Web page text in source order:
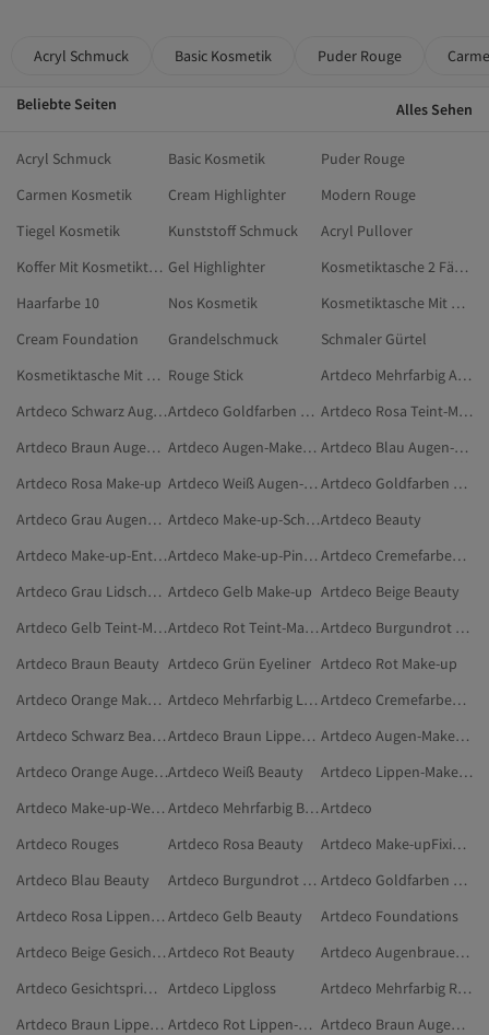
Acryl Schmuck Basic Kosmetik Puder Rouge
Beliebte Seiten Alles Sehen
Acryl Schmuck Basic Kosmetik
Puder Rouge
Carmen Kosmetik
Cream Highlighter
Modern Rouge
Tiegel Kosmetik
Kunststoff Schmuck
Acryl Pullover
Koffer Mit Kosmetiktasche Gel Highlighter
Kosmetiktasche 2 Fächer
Haarfarbe 10
Nos Kosmetik
Kosmetiktasche Mit Bügelverschluss
Cream Foundation
Grandelschmuck
Schmaler Gürtel
Kosmetiktasche Mit Pinselfach Rouge Stick
Artdeco Mehrfarbig Augen-Make-up
Artdeco Schwarz Augen-Make-up
Artdeco Goldfarben Make-up
Artdeco Rosa Teint-Make-up
Artdeco Braun Augen-Make-up
Artdeco Augen-Make-up
Artdeco Blau Augen-Make-up
Artdeco Rosa Make-up
Artdeco Weiß Augen-Make-up
Artdeco Goldfarben Augen-Make-up
Artdeco Grau Augenbrauenstifte & Augenbrauenpuder
Artdeco Make-up-SchwämmeArtdeco Beauty
Artdeco Make-up-Entferner
Artdeco Make-up-Pinsel
Artdeco Cremefarben Lippen-Make-up
Artdeco Grau Lidschatten Artdeco Gelb Make-up Artdeco Beige Beauty
Artdeco Gelb Teint-Make-up
Artdeco Rot Teint-Make-up
Artdeco Burgundrot Make-up
Artdeco Braun Beauty Artdeco Grün Eyeliner Artdeco Rot Make-up
Artdeco Orange Make-up
Artdeco Mehrfarbig Lippen-Make-up
Artdeco Cremefarben Beauty
Artdeco Schwarz Beauty
Artdeco Braun Lippen-Make-up
Artdeco Augen-Make-up-Entferner
Artdeco Orange Augen-Make-upArtdeco Weiß Beauty
Artdeco Lippen-Make-up
Artdeco Make-up-Werkzeuge & -Zubehör
Artdeco Mehrfarbig BeautyArtdeco
Artdeco Rouges
Artdeco Rosa Beauty
Artdeco Make-upFixiersprays
Artdeco Blau Beauty
Artdeco Burgundrot Beauty
Artdeco Goldfarben Beauty
Artdeco Rosa Lippen-Make-up Artdeco Gelb Beauty
Artdeco Foundations
Artdeco Beige GesichtspuderArtdeco Rot Beauty
Artdeco Augenbrauenstifte & Augenbrauenpuder
Artdeco Gesichtsprimer
Artdeco Lipgloss
Artdeco Mehrfarbig Rouges
Artdeco Braun Lippenstifte
Artdeco Rot Lippen-Make-up
Artdeco Braun Augenbrauenstifte & Augenbrauenpuder